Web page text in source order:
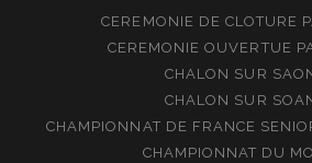
CEREMONIE DE CLOTURE
CEREMONIE OUVERTUE
CHALON SUR
CHALON SUR
CHAMPIONNAT DE FRANCE
CHAMPIONNAT DU